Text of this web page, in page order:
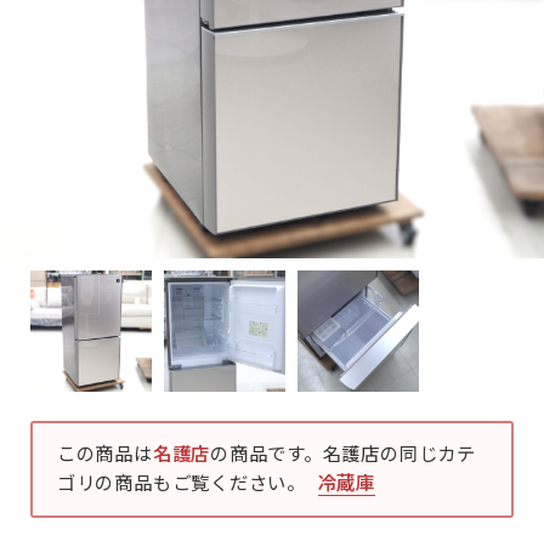
この商品は名護店の商品です。名護店の同じカテ
ゴリの商品もご覧ください。
冷蔵庫